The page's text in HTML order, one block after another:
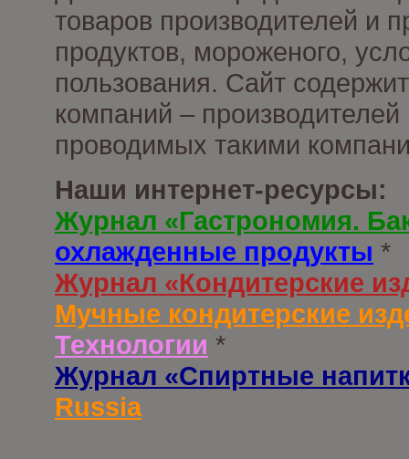
товаров производителей и
продуктов, мороженого,
пользования. Сайт
компаний –
проводимых такими
Наши интернет-ресурсы:
Журнал «Гастрономия.
охлажденные продукты *
Журнал «Кондитерские
Мучные кондитерские
Технологии *
Журнал «Спиртные
Russia